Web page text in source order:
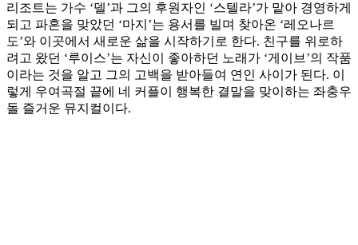
리조트는 가수 ‘델’과 그의 후원자인 ‘스텔라’가 맡아 경영하게
되고 파혼을 맞았던 ‘마지’는 용서를 빌며 찾아온 ‘레오나르
도’와 이곳에서 새로운 삶을 시작하기로 한다. 친구를 위로하
려고 왔던 ‘루이스’는 자신이 좋아하던 노래가 ‘게이브’의 작품
이라는 것을 알고 그의 고백을 받아들여 연인 사이가 된다. 이
렇게 우여곡절 끝에 네 커플이 행복한 결말을 맞이하는 좌충우
돌 즐거운 뮤지컬이다.